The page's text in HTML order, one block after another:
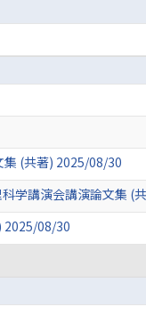
集 (共著) 2025/08/30
学講演会講演論文集 (
2025/08/30